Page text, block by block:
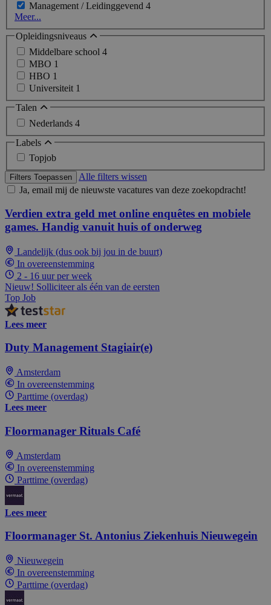
Management / Leidinggevend 4
Meer...
Opleidingsniveaus
Middelbare school 4
MBO 1
HBO 1
Universiteit 1
Talen
Nederlands 4
Labels
Topjob
Filters Toepassen
Alle filters wissen
Ja, email mij de nieuwste vacatures van deze zoekopdracht!
Verdien extra geld met online enquêtes en mobiele
games. Handig vanuit huis of onderweg
Landelijk (dus ook bij jou in de buurt)
In overeenstemming
2 - 16 uur per week
Nieuw! Solliciteer als één van de eersten
Top Job
Lees meer
Duty Management Stagiair(e)
Amsterdam
In overeenstemming
Parttime (overdag)
Lees meer
Floormanager Rituals Café
Amsterdam
In overeenstemming
Parttime (overdag)
Lees meer
Floormanager St. Antonius Ziekenhuis Nieuwegein
Nieuwegein
In overeenstemming
Parttime (overdag)